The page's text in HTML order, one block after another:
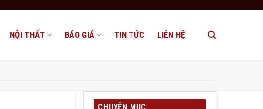
NỘI THẤT BÁO GIÁ TIN TỨC LIÊN HỆ
CHUYÊN MỤC